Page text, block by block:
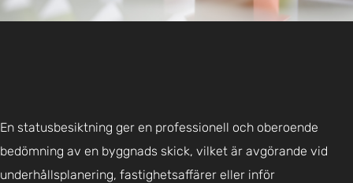
En statusbesiktning ger en professionell och oberoende
bedömning av en byggnads skick, vilket är avgörande vid
underhållsplanering, fastighetsaffärer eller inför